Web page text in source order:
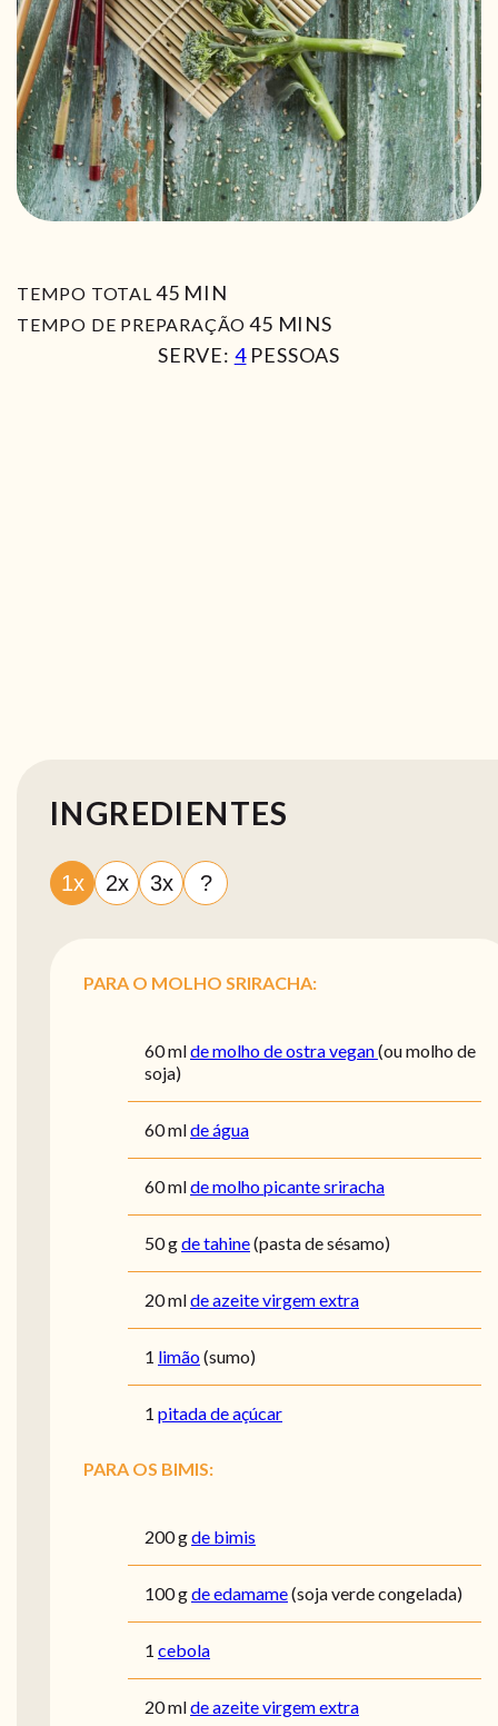
TEMPO TOTAL 45MIN
MIN
TEMPO DE PREPARAÇÃO 45MIN
MINS
SERVE: 4 PESSOAS
INGREDIENTES
1x 2x 3x ?
PARA O MOLHO SRIRACHA:
60mlde molho de ostra vegan(ou molho de
soja)
60mlde água
60mlde molho picante sriracha
50gde tahine(pasta de sésamo)
20mlde azeite virgem extra
1 limão(sumo)
1 pitada de açúcar
PARA OS BIMIS:
200gde bimis
100gde edamame(soja verde congelada)
1 cebola
20mlde azeite virgem extra